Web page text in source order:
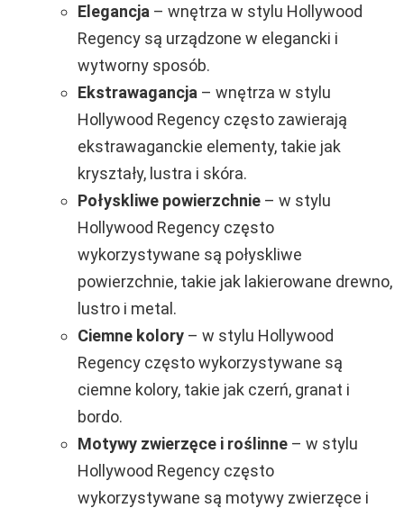
Elegancja – wnętrza w stylu Hollywood
Regency są urządzone w elegancki i
wytworny sposób.
Ekstrawagancja – wnętrza w stylu
Hollywood Regency często zawierają
ekstrawaganckie elementy, takie jak
kryształy, lustra i skóra.
Połyskliwe powierzchnie – w stylu
Hollywood Regency często
wykorzystywane są połyskliwe
powierzchnie, takie jak lakierowane drewno,
lustro i metal.
Ciemne kolory – w stylu Hollywood
Regency często wykorzystywane są
ciemne kolory, takie jak czerń, granat i
bordo.
Motywy zwierzęce i roślinne – w stylu
Hollywood Regency często
wykorzystywane są motywy zwierzęce i